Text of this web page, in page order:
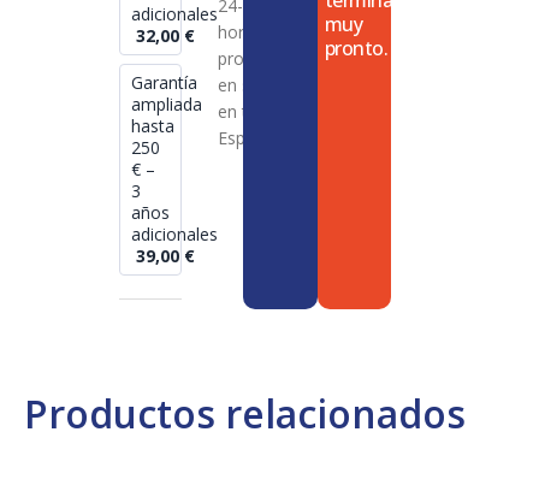
Productos relacionados
adicionales
32,00 €
Garantía
ampliada
hasta
250
€ –
3
años
adicionales
39,00 €
24-72
horas en
productos
en stock
en toda
España
muy
pronto.